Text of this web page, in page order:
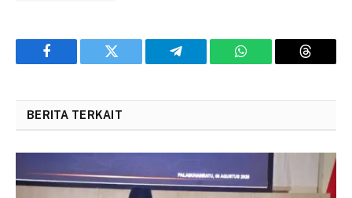
Facebook Twitter Telegram WhatsApp Threads
BERITA TERKAIT